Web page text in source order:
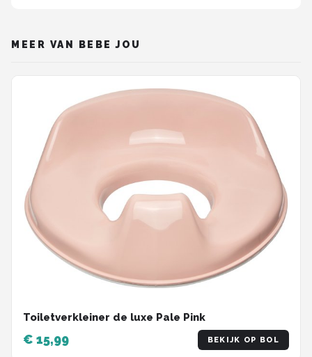
MEER VAN BEBE JOU
Toiletverkleiner de luxe Pale Pink
€ 15,99 BEKIJK OP BOL